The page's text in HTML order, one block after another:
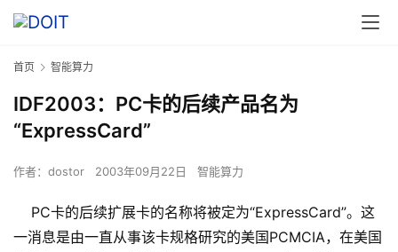
首页 智能算力
IDF2003：PC卡的后续产品名为
“ExpressCard”
作者： dostor 2003年09月22日 智能算力
PC卡的后续扩展卡的名称将被定为“ExpressCard”。这
一消息是由一直从事该卡规格研究的美国PCMCIA，在美国